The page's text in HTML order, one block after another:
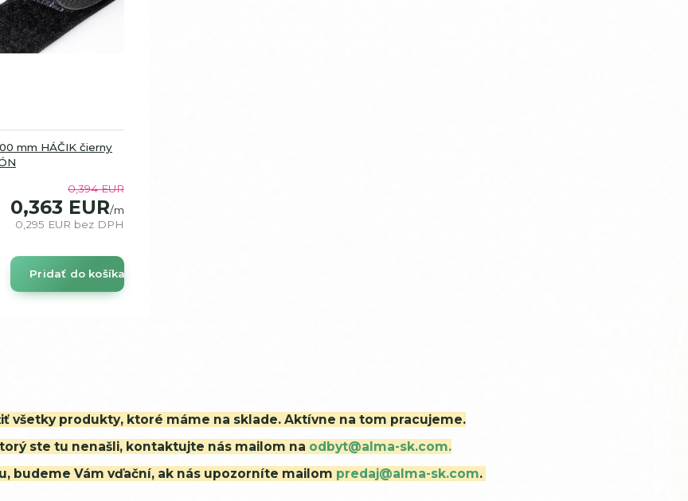
mm HÁČIK čierny
0,394 EUR
0,363 EUR/m
0,295 EUR bez DPH
Pridať do košíka
všetky produkty, ktoré máme na sklade. Aktívne na tom pracujeme.
ste tu nenašli, kontaktujte nás mailom na odbyt@alma-sk.com.
budeme Vám vďační, ak nás upozorníte mailom predaj@alma-sk.com.